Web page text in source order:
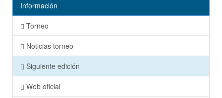
Información
Torneo
Noticias torneo
Siguiente edición
Web oficial